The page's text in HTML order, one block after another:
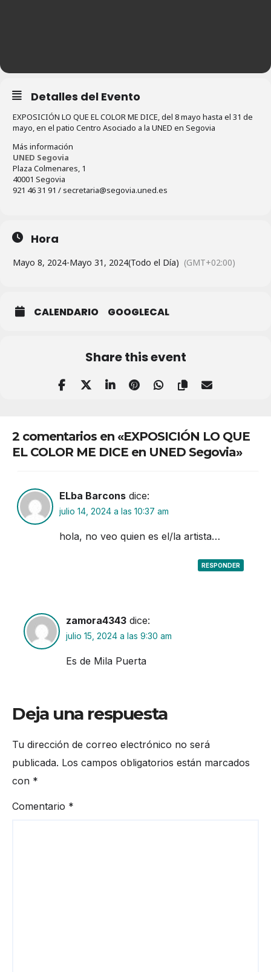
Detalles del Evento
EXPOSICIÓN LO QUE EL COLOR ME DICE, del 8 mayo hasta el 31 de
mayo, en el patio Centro Asociado a la UNED en Segovia
Más información
UNED Segovia
Plaza Colmenares, 1
40001 Segovia
921 46 31 91 / secretaria@segovia.uned.es
Hora
Mayo 8, 2024-Mayo 31, 2024(Todo el Día) (GMT+02:00)
CALENDARIO GOOGLECAL
Share this event
2 comentarios en «EXPOSICIÓN LO QUE
EL COLOR ME DICE en UNED Segovia»
ELba Barcons dice:
julio 14, 2024 a las 10:37 am
hola, no veo quien es el/la artista…
RESPONDER
zamora4343 dice:
julio 15, 2024 a las 9:30 am
Es de Mila Puerta
Deja una respuesta
Tu dirección de correo electrónico no será
publicada. Los campos obligatorios están marcados
con *
Comentario *